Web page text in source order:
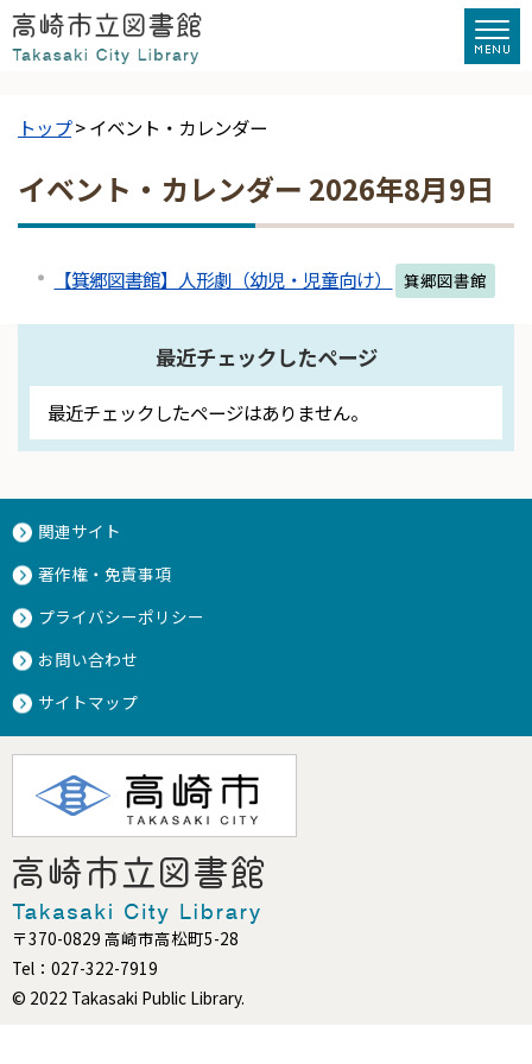
トップ> イベント・カレンダー
イベント・カレンダー 2026年8月9日
【箕郷図書館】人形劇（幼児・児童向け） 箕郷図書館
最近チェックしたページ
最近チェックしたページはありません。
関連サイト
著作権・免責事項
プライバシーポリシー
お問い合わせ
サイトマップ
〒370-0829 高崎市高松町5-28
Tel：027-322-7919
© 2022 Takasaki Public Library.